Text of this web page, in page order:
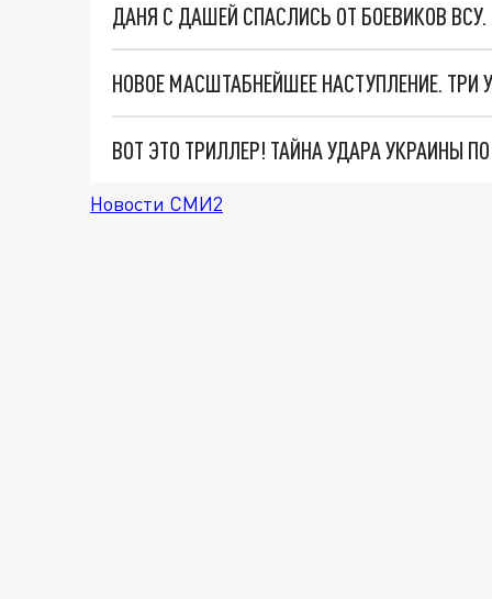
ДАНЯ С ДАШЕЙ СПАСЛИСЬ ОТ БОЕВИКОВ
ВОТ ЭТО ТРИЛЛЕР! ТАЙНА УДАРА УКРАИНЫ
Новости СМИ2